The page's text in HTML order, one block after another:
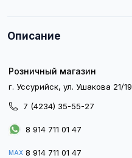
Описание
Розничный магазин
г. Уссурийск, ул. Ушакова 21/19
7 (4234) 35-55-27
8 914 711 01 47
MAX 8 914 711 01 47